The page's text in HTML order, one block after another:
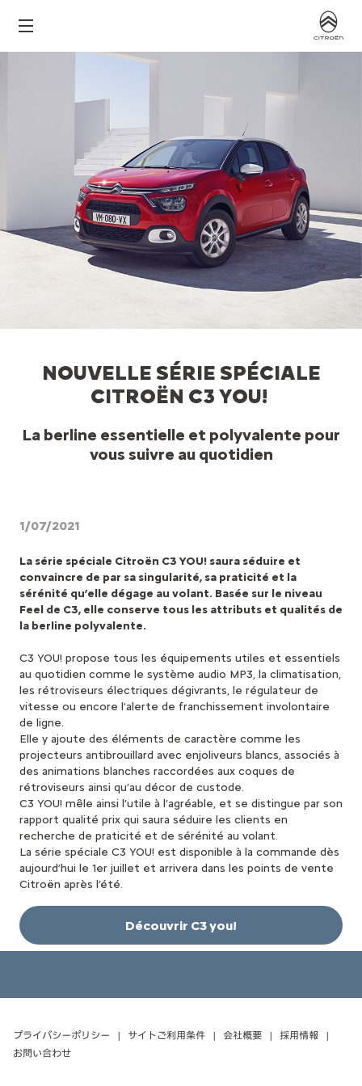
NOUVELLE SÉRIE SPÉCIALE
CITROËN C3 YOU!
La berline essentielle et polyvalente pour
vous suivre au quotidien
1/07/2021
La série spéciale Citroën C3 YOU! saura séduire et
convaincre de par sa singularité, sa praticité et la
sérénité qu’elle dégage au volant. Basée sur le niveau
Feel de C3, elle conserve tous les attributs et qualités de
la berline polyvalente.
C3 YOU! propose tous les équipements utiles et essentiels
au quotidien comme le système audio MP3, la climatisation,
les rétroviseurs électriques dégivrants, le régulateur de
vitesse ou encore l’alerte de franchissement involontaire
de ligne.
Elle y ajoute des éléments de caractère comme les
projecteurs antibrouillard avec enjoliveurs blancs, associés à
des animations blanches raccordées aux coques de
rétroviseurs ainsi qu’au décor de custode.
C3 YOU! mêle ainsi l’utile à l’agréable, et se distingue par son
rapport qualité prix qui saura séduire les clients en
recherche de praticité et de sérénité au volant.
La série spéciale C3 YOU! est disponible à la commande dès
aujourd’hui le 1er juillet et arrivera dans les points de vente
Citroën après l’été.
Découvrir C3 you!
プライバシーポリシー サイトご利用条件 会社概要
採用情報
お問い合わせ